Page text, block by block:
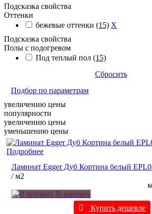
Подсказка свойства
Оттенки
бежевые оттенки (15) X
Подсказка свойства
Полы с подогревом
Под теплый пол (15)
Сбросить
Подбор по параметрам
увеличению цены
популярности
увеличению цены
уменьшению цены
Подробнее
Ламинат Egger Дуб Кортина белый
/ м2
В корзину
Купить дешевле